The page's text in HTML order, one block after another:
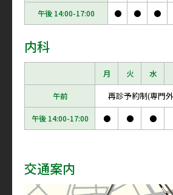
午後 14:00-17:00 ● ● ●
内科
月 火 水
午前 再診予約制(専門
午後 14:00-17:00 ● ● ●
交通案内